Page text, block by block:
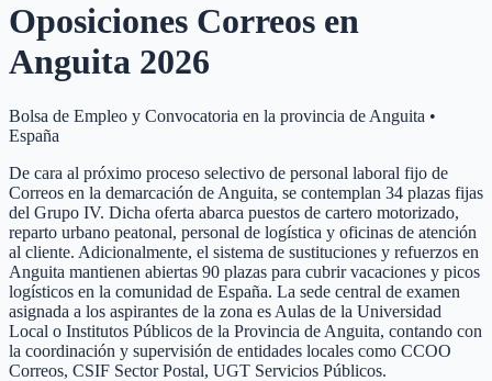
Oposiciones Correos en
Anguita 2026
Bolsa de Empleo y Convocatoria en la provincia de Anguita •
España
De cara al próximo proceso selectivo de personal laboral fijo de
Correos en la demarcación de Anguita, se contemplan 34 plazas fijas
del Grupo IV. Dicha oferta abarca puestos de cartero motorizado,
reparto urbano peatonal, personal de logística y oficinas de atención
al cliente. Adicionalmente, el sistema de sustituciones y refuerzos en
Anguita mantienen abiertas 90 plazas para cubrir vacaciones y picos
logísticos en la comunidad de España. La sede central de examen
asignada a los aspirantes de la zona es Aulas de la Universidad
Local o Institutos Públicos de la Provincia de Anguita, contando con
la coordinación y supervisión de entidades locales como CCOO
Correos, CSIF Sector Postal, UGT Servicios Públicos.